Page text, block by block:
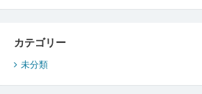
カテゴリー
未分類